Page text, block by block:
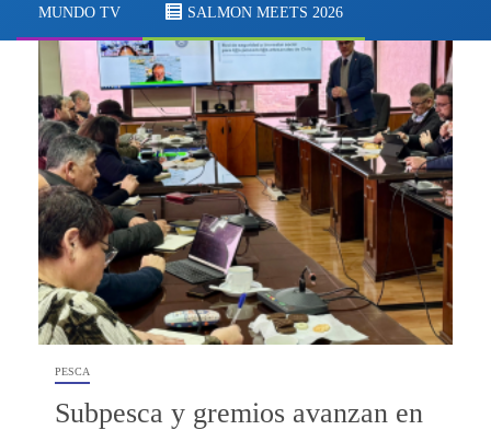
MUNDO TV SALMON MEETS 2026
PESCA
Subpesca y gremios avanzan en